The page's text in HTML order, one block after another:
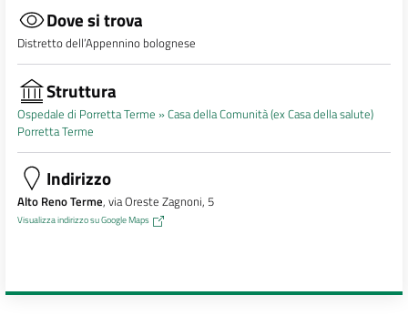
Dove si trova
Distretto dell’Appennino bolognese
Struttura
Ospedale di Porretta Terme »Casa della Comunità (ex Casa della salute)
Porretta Terme
Indirizzo
Alto Reno Terme, via Oreste Zagnoni, 5
Visualizza indirizzo su Google Maps